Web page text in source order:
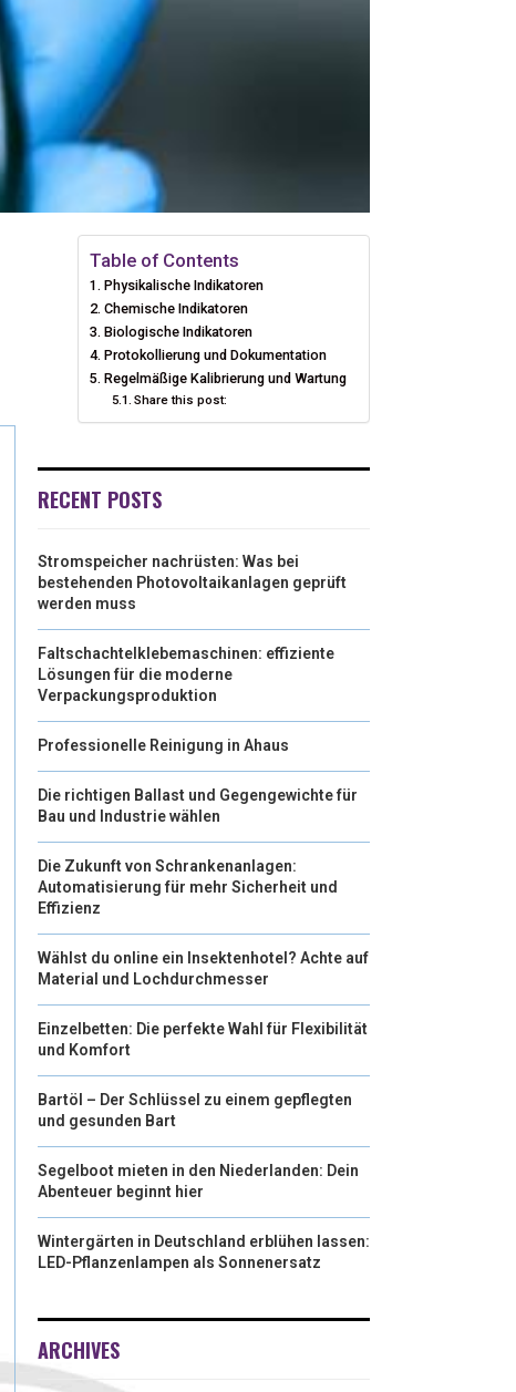
Table of Contents
Physikalische Indikatoren
Chemische Indikatoren
Biologische Indikatoren
Protokollierung und Dokumentation
Regelmäßige Kalibrierung und Wartung
Share this post:
RECENT POSTS
Stromspeicher nachrüsten: Was bei
bestehenden Photovoltaikanlagen geprüft
werden muss
Faltschachtelklebemaschinen: effiziente
Lösungen für die moderne
Verpackungsproduktion
Professionelle Reinigung in Ahaus
Die richtigen Ballast und Gegengewichte für
Bau und Industrie wählen
Die Zukunft von Schrankenanlagen:
Automatisierung für mehr Sicherheit und
Effizienz
Wählst du online ein Insektenhotel? Achte auf
Material und Lochdurchmesser
Einzelbetten: Die perfekte Wahl für Flexibilität
und Komfort
Bartöl – Der Schlüssel zu einem gepflegten
und gesunden Bart
Segelboot mieten in den Niederlanden: Dein
Abenteuer beginnt hier
Wintergärten in Deutschland erblühen lassen:
LED-Pflanzenlampen als Sonnenersatz
ARCHIVES